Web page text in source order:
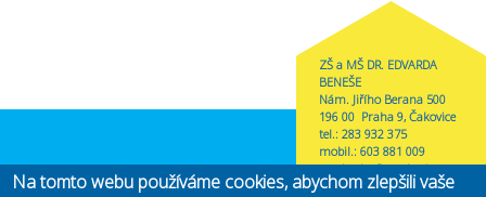
ZŠ a MŠ DR. EDVARDA
BENEŠE
Nám. Jiřího Berana 500
196 00 Praha 9, Čakovice
tel.: 283 932 375
mobil.: 603 881 009
zscakovice@zscakovice.cz
Na tomto webu používáme cookies, abychom zlepšili vaše